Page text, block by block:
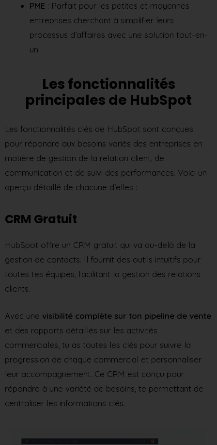
PME : Parfait pour les petites et moyennes
entreprises cherchant à simplifier leurs
processus d’affaires avec une solution tout-en-
un.
Les fonctionnalités
principales de HubSpot
Les fonctionnalités clés de HubSpot sont conçues
pour répondre aux besoins variés des entreprises en
matière de gestion de la relation client, de
communication et de suivi des performances. Voici un
aperçu détaillé de chacune d’elles :
CRM Gratuit
HubSpot offre un CRM gratuit qui va au-delà de la
gestion de contacts. Il fournit des outils intuitifs pour
toutes tes équipes, facilitant la gestion des relations
clients.
Avec une visibilité complète sur ton pipeline de vente
et des rapports détaillés sur les activités
commerciales, tu as toutes les clés pour suivre la
progression de chaque commercial et personnaliser
leur accompagnement. Ce CRM est conçu pour
répondre à une variété de besoins, te permettant de
centraliser les informations clés.